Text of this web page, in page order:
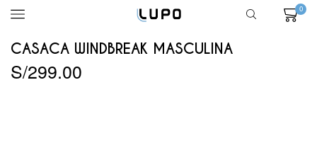
0
CASACA WINDBREAK MASCULINA
S/299.00